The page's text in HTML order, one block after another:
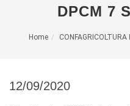
DPCM 7
Home CONFAGRICOLTURA
12/09/2020